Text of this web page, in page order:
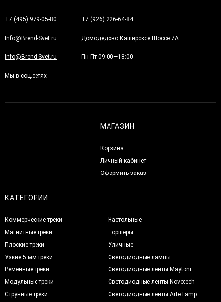
+7 (495) 979-05-80 +7 (926) 226-64-84
Info@Brend-Svet.ru Домодедово Каширское Шоссе 7А
Info@Brend-Svet.ru Пн-Пт 09:00—18:00
Мы в соц.сетях
МАГАЗИН
Корзина
Личный кабинет
Оформить заказ
КАТЕГОРИИ
Коммерческие треки
Магнитные треки
Плоские треки
Узкие 5 мм треки
Ременные треки
Модульные треки
Струнные треки
Настольные
Торшеры
Уличные
Светодиодные лампы
Светодиодные ленты Maytoni
Светодиодные ленты Novotech
Светодиодные ленты Arte Lamp